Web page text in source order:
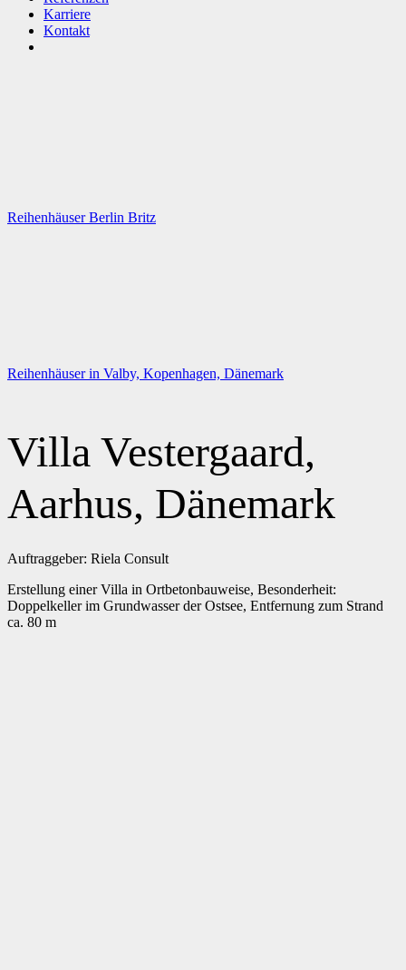
Karriere
Kontakt
Reihenhäuser Berlin Britz
Reihenhäuser in Valby, Kopenhagen, Dänemark
Villa Vestergaard,
Aarhus, Dänemark
Auftraggeber: Riela Consult
Erstellung einer Villa in Ortbetonbauweise, Besonderheit:
Doppelkeller im Grundwasser der Ostsee, Entfernung zum Strand
ca. 80 m